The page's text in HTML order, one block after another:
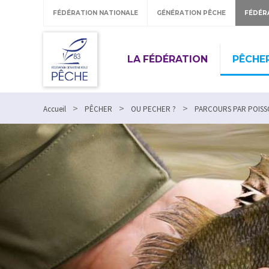
FÉDÉRATION NATIONALE GÉNÉRATION PÊCHE
LA FÉDÉRATION
Accueil > PÊCHER > OU PECHER ? > PARCOURS PAR